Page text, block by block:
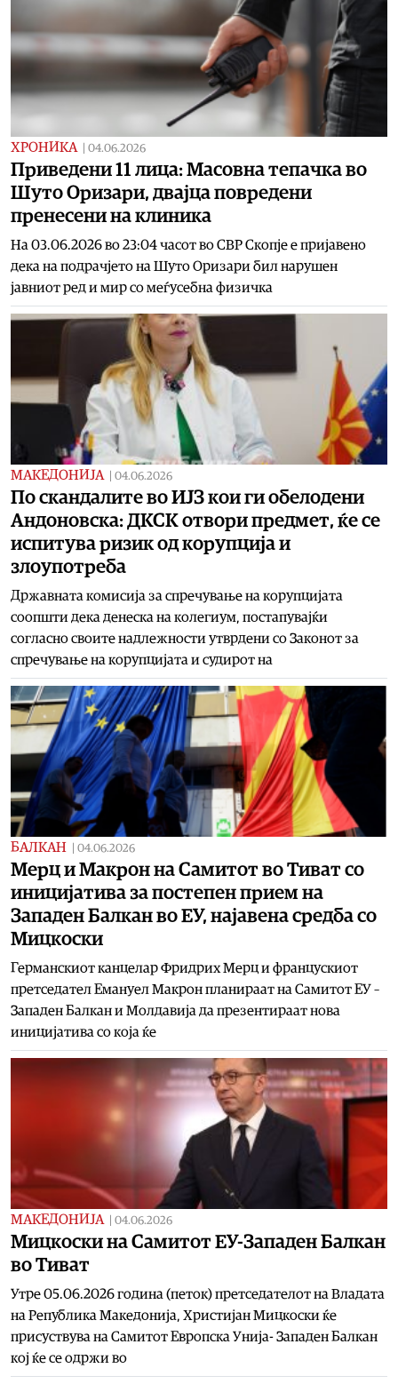
ХРОНИКА 04.06.2026
Приведени 11 лица: Масовна тепачка во
Шуто Оризари, двајца повредени
пренесени на клиника
На 03.06.2026 во 23:04 часот во СВР Скопје е пријавено
дека на подрачјето на Шуто Оризари бил нарушен
јавниот ред и мир со меѓусебна физичка
МАКЕДОНИЈА 04.06.2026
По скандалите во ИЈЗ кои ги обелодени
Андоновска: ДКСК отвори предмет, ќе се
испитува ризик од корупција и
злоупотреба
Државната комисија за спречување на корупцијата
соопшти дека денеска на колегиум, постапувајќи
согласно своите надлежности утврдени со Законот за
спречување на корупцијата и судирот на
БАЛКАН 04.06.2026
Мерц и Макрон на Самитот во Тиват со
иницијатива за постепен прием на
Западен Балкан во ЕУ, најавена средба со
Мицкоски
Германскиот канцелар Фридрих Мерц и францускиот
претседател Емануел Макрон планираат на Самитот ЕУ –
Западен Балкан и Молдавија да презентираат нова
иницијатива со која ќе
МАКЕДОНИЈА 04.06.2026
Мицкоски на Самитот ЕУ-Западен Балкан
во Тиват
Утре 05.06.2026 година (петок) претседателот на Владата
на Република Македонија, Христијан Мицкоски ќе
присуствува на Самитот Европска Унија- Западен Балкан
кој ќе се одржи во